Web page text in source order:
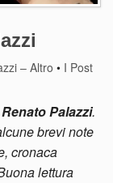
– Altro • I Post
Renato Palazzi.
brevi note
cronaca
lettura